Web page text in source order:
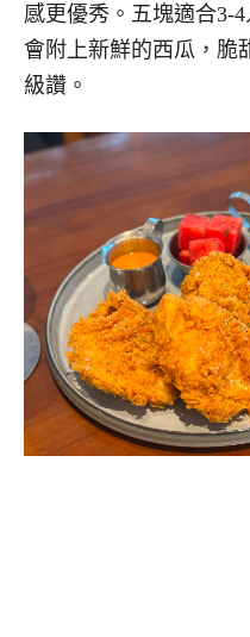
感更優秀。五塊適合3-
會附上新鮮的西瓜，脆
級讚。